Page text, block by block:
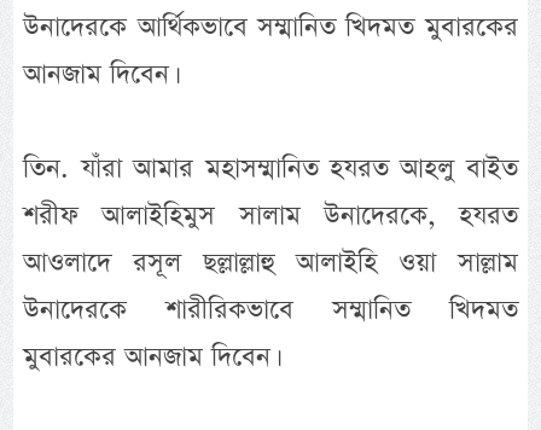
উনাদেরকে আর্থিকভাবে সম্মানিত খিদমত মুবারকের
আনজাম দিবেন।
তিন. যাঁরা আমার মহাসম্মানিত হযরত আহলু বাইত
শরীফ আলাইহিমুস সালাম উনাদেরকে, হযরত
আওলাদে রসূল ছল্লাল্লাহু আলাইহি ওয়া সাল্লাম
উনাদেরকে শারীরিকভাবে সম্মানিত খিদমত
মুবারকের আনজাম দিবেন।